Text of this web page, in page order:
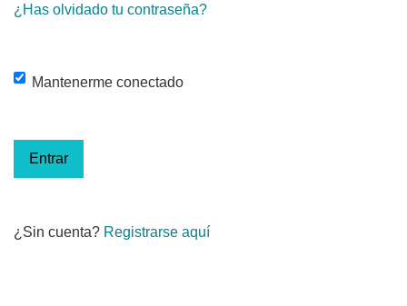
¿Has olvidado tu contraseña?
Mantenerme conectado
Entrar
¿Sin cuenta? Registrarse aquí